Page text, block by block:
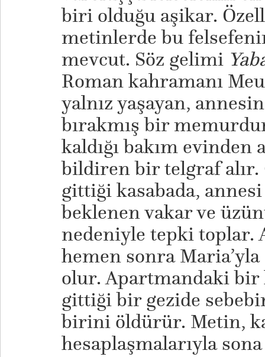
biri olduğu aşikar.
metinlerde bu
mevcut. Söz gelimi
Roman kahramanı
yalnız yaşayan,
bırakmış bir
kaldığı bakım
bildiren bir telgraf
gittiği kasabada,
beklenen vakar ve
nedeniyle tepki toplar.
hemen sonra
olur. Apartmandaki
gittiği bir gezide
birini öldürür. Metin,
hesaplaşmalarıyla